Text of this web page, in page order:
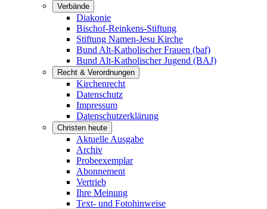
Verbände
Diakonie
Bischof-Reinkens-Stiftung
Stiftung Namen-Jesu Kirche
Bund Alt-Katholischer Frauen (baf)
Bund Alt-Katholischer Jugend (BAJ)
Recht & Verordnungen
Kirchenrecht
Datenschutz
Impressum
Datenschutzerklärung
Christen heute
Aktuelle Ausgabe
Archiv
Probeexemplar
Abonnement
Vertrieb
Ihre Meinung
Text- und Fotohinweise